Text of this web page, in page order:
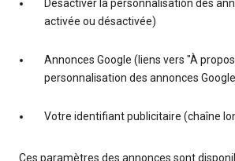
Désactiver la personnalisation des
activée ou désactivée)
Annonces Google (liens vers "À
personnalisation des annonces
Votre identifiant publicitaire (chaîne
Ces paramètres des annonces sont